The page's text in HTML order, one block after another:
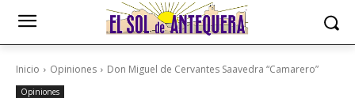
Inicio Opiniones Don Miguel de Cervantes Saavedra “Camarero”
Opiniones